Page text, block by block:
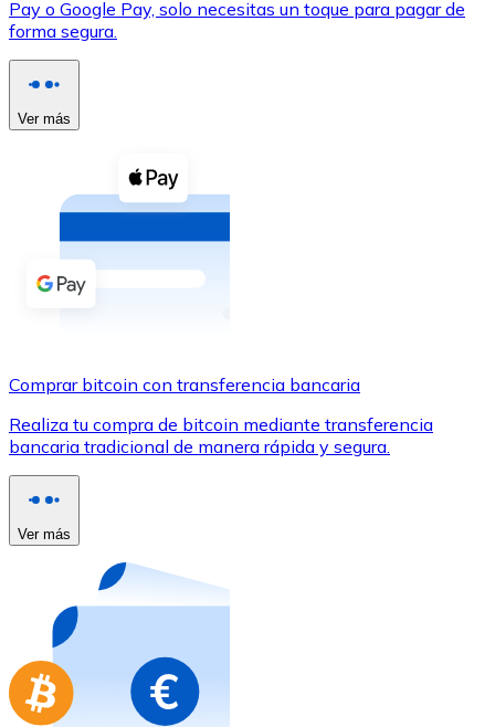
Efectivo
Comprar con efectivo
Transferencia SEPA
Añade fondos a tu cuenta Bitnovo o realiza compras
Utiliza tarjetas Visa y Mastercard para comprar
Comprar con tarjeta
Tienda - Tarjetas regalo
Compra tarjetas regalo de tus marcas favoritas con
Ir a la tienda de tarjetas regalo
Pay o Google Pay, solo necesitas un toque para pagar de
forma segura.
Ver más
Comprar bitcoin con transferencia bancaria
Realiza tu compra de bitcoin mediante transferencia
bancaria tradicional de manera rápida y segura.
Ver más